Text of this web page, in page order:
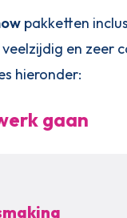
pakketten
en zeer
hieronder:
gaan